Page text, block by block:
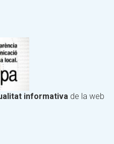
informativa de la web